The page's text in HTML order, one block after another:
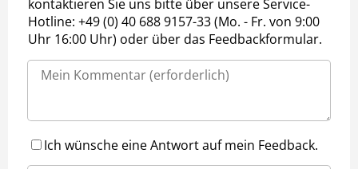
kontaktieren Sie uns bitte über unsere Service-
Hotline: +49 (0) 40 688 9157-33 (Mo. - Fr. von 9:00
Uhr 16:00 Uhr) oder über das Feedbackformular.
Ich wünsche eine Antwort auf mein Feedback.